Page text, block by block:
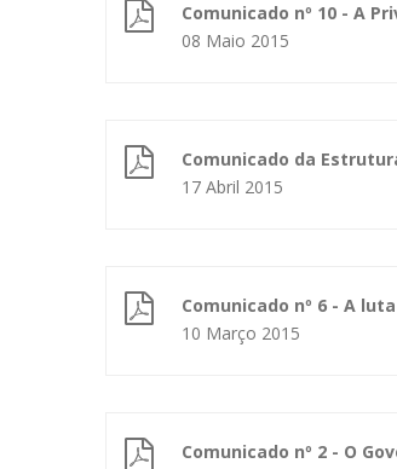
Comunicado nº 10 - A
08 Maio 2015
Comunicado da
17 Abril 2015
Comunicado nº 6 - A
10 Março 2015
Comunicado nº 2 - O